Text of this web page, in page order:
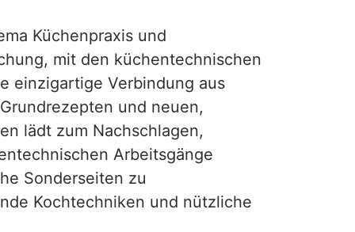
Küchenpraxis und
mit den küchentechnischen
einzigartige Verbindung aus
und neuen,
lädt zum Nachschlagen,
Arbeitsgänge
Sonderseiten zu
Kochtechniken und nützliche